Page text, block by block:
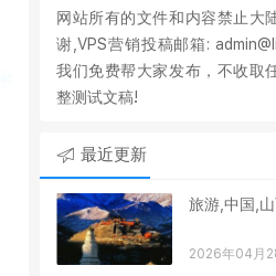
网站所有的文件和内容禁止大
谢,VPS营销投稿邮箱:
我们免费帮大家发布，不收取
整测试文稿!
最近更新
旅游,中国,
2026年04月